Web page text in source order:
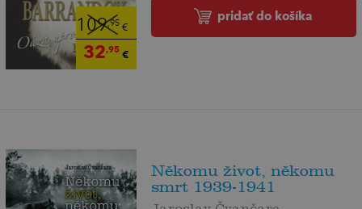
109,95 €
32,95€
pridať do košíka
Někomu život, někomu
smrt 1939-1941
Jaroslav Čvančara